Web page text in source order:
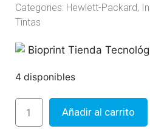
Categories: Hewlett-Packard,
Tintas
4 disponibles
Añadir al carrito